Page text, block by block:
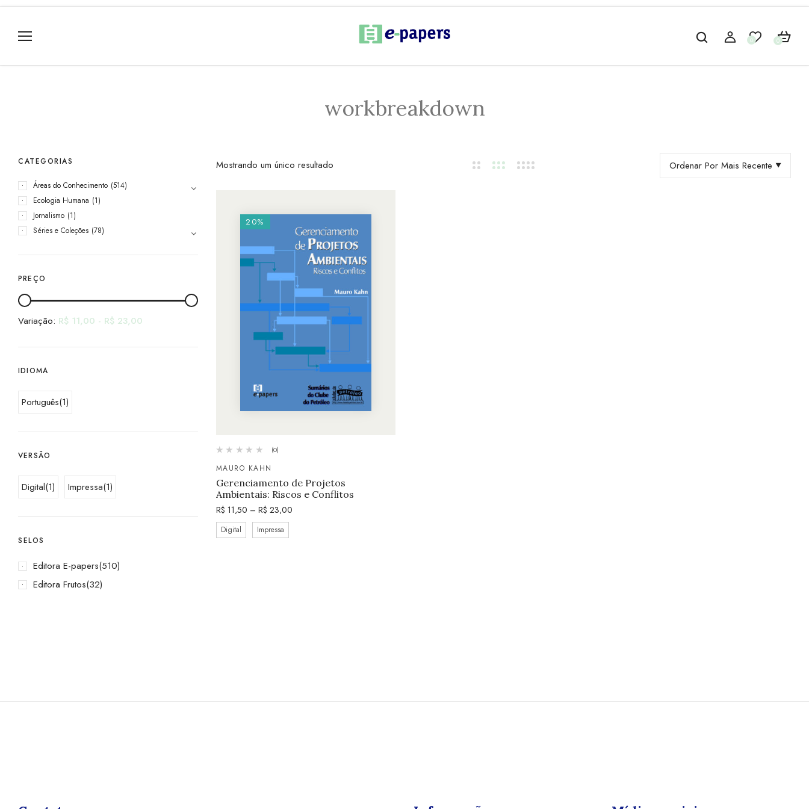
0 0
workbreakdown
CATEGORIAS
Áreas do Conhecimento (514)
Ecologia Humana (1)
Jornalismo (1)
Séries e Coleções (78)
PREÇO
Variação: R$ 11,00 - R$ 23,00
IDIOMA
Português(1)
VERSÃO
Digital(1) Impressa(1)
SELOS
Editora E-papers(510)
Editora Frutos(32)
Mostrando um único resultado Ordenar Por Mais Recente
20%
(0)
MAURO KAHN
Gerenciamento de Projetos
Ambientais: Riscos e Conflitos
R$ 11,50 – R$ 23,00
Digital Impressa